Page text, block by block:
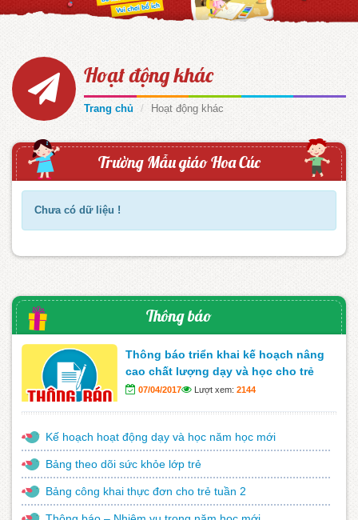
Hoạt động khác
Trang chủ Hoạt động khác
Trường Mẫu giáo Hoa Cúc
Chưa có dữ liệu !
Thông báo
Thông báo triển khai kế hoạch nâng
cao chất lượng dạy và học cho trẻ
07/04/2017 Lượt xem: 2144
Kế hoạch hoạt động dạy và học năm học mới
Bảng theo dõi sức khỏe lớp trẻ
Bảng công khai thực đơn cho trẻ tuần 2